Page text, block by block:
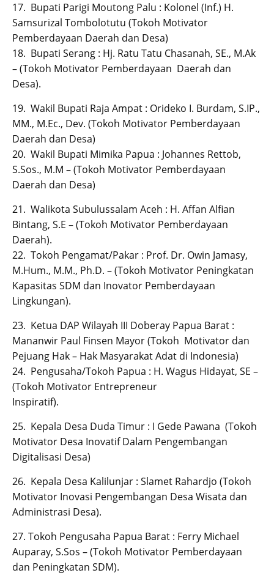
17. Bupati Parigi Moutong Palu : Kolonel (Inf.) H.
Samsurizal Tombolotutu (Tokoh Motivator
Pemberdayaan Daerah dan Desa)
18. Bupati Serang : Hj. Ratu Tatu Chasanah, SE., M.Ak
– (Tokoh Motivator Pemberdayaan Daerah dan
Desa).
19. Wakil Bupati Raja Ampat : Orideko I. Burdam, S.IP.,
MM., M.Ec., Dev. (Tokoh Motivator Pemberdayaan
Daerah dan Desa)
20. Wakil Bupati Mimika Papua : Johannes Rettob,
S.Sos., M.M – (Tokoh Motivator Pemberdayaan
Daerah dan Desa)
21. Walikota Subulussalam Aceh : H. Affan Alfian
Bintang, S.E – (Tokoh Motivator Pemberdayaan
Daerah).
22. Tokoh Pengamat/Pakar : Prof. Dr. Owin Jamasy,
M.Hum., M.M., Ph.D. – (Tokoh Motivator Peningkatan
Kapasitas SDM dan Inovator Pemberdayaan
Lingkungan).
23. Ketua DAP Wilayah III Doberay Papua Barat :
Mananwir Paul Finsen Mayor (Tokoh Motivator dan
Pejuang Hak – Hak Masyarakat Adat di Indonesia)
24. Pengusaha/Tokoh Papua : H. Wagus Hidayat, SE –
(Tokoh Motivator Entrepreneur
Inspiratif).
25. Kepala Desa Duda Timur : I Gede Pawana (Tokoh
Motivator Desa Inovatif Dalam Pengembangan
Digitalisasi Desa)
26. Kepala Desa Kalilunjar : Slamet Rahardjo (Tokoh
Motivator Inovasi Pengembangan Desa Wisata dan
Administrasi Desa).
27. Tokoh Pengusaha Papua Barat : Ferry Michael
Auparay, S.Sos – (Tokoh Motivator Pemberdayaan
dan Peningkatan SDM).